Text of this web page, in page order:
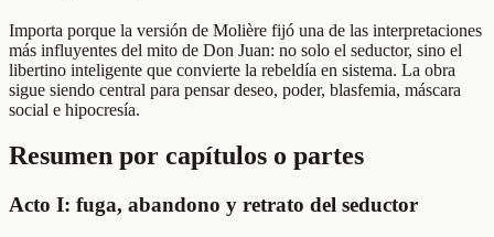
Importa porque la versión de Molière fijó una de las interpretaciones
más influyentes del mito de Don Juan: no solo el seductor, sino el
libertino inteligente que convierte la rebeldía en sistema. La obra
sigue siendo central para pensar deseo, poder, blasfemia, máscara
social e hipocresía.
Resumen por capítulos o partes
Acto I: fuga, abandono y retrato del seductor